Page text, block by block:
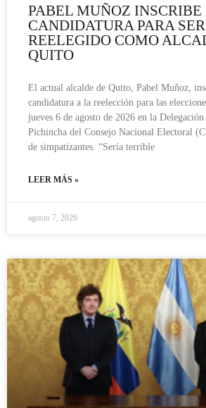
PABEL MUÑOZ INSCRIBE
CANDIDATURA PARA SER
REELEGIDO COMO
QUITO
El actual alcalde de Quito, Pabel Muñoz,
candidatura a la reelección para las
jueves 6 de agosto de 2026 en la
Pichincha del Consejo Nacional Electoral
de simpatizantes. “Sería terrible
LEER MÁS »
agosto 7, 2026